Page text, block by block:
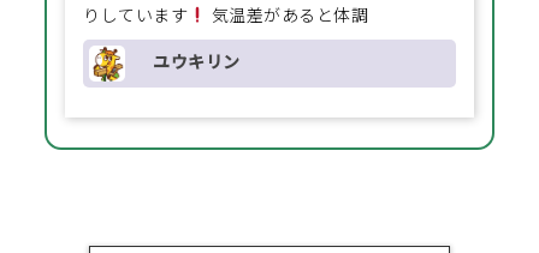
りしています
気温差があると体調
ユウキリン